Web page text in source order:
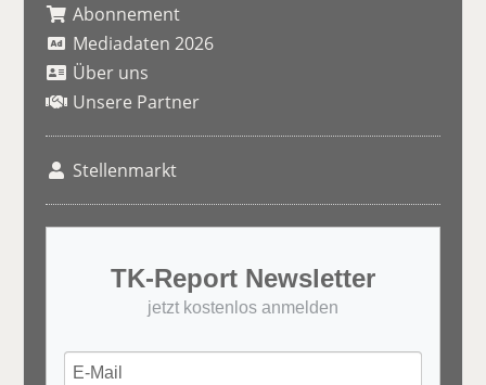
Abonnement
Mediadaten 2026
Über uns
Unsere Partner
Stellenmarkt
TK-Report Newsletter
jetzt kostenlos anmelden